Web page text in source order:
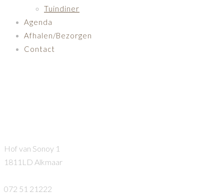
Tuindiner
Agenda
Afhalen/Bezorgen
Contact
Hof van Sonoy 1
1811LD Alkmaar
072 51 21222